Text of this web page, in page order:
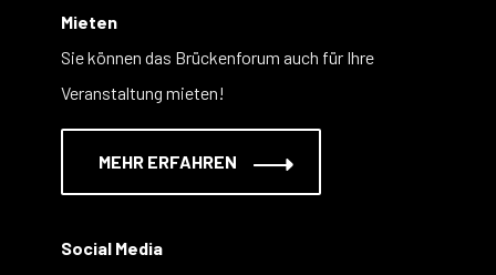
Mieten
Sie können das Brückenforum auch für Ihre
Veranstaltung mieten!
MEHR ERFAHREN
Social Media